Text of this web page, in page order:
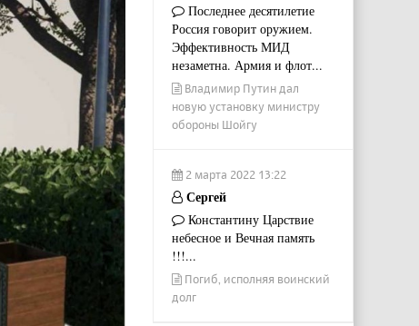
Последнее десятилетие
Россия говорит оружием.
Эффективность МИД
незаметна. Армия и флот...
Владимир Путин дал
новую установку министру
обороны Шойгу
2 марта 2022 13:22
Сергей
Константину Царствие
небесное и Вечная память
!!!...
Погиб, исполняя воинский
долг